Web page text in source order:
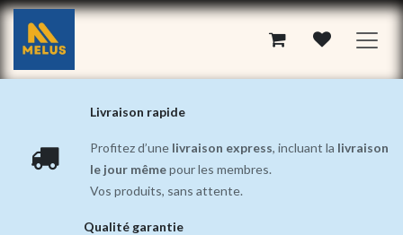
Se rendre au contenu
Livraison rapide
Profitez d’une livraison express, incluant la livraison
le jour mêmepour les membres.
Vos produits, sans attente.
Qualité garantie